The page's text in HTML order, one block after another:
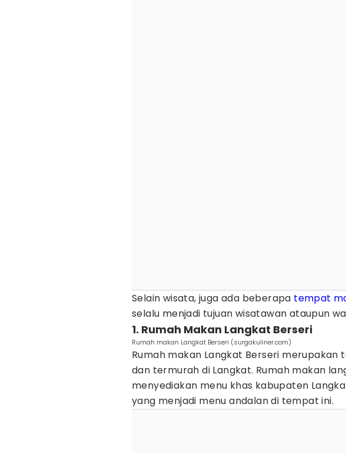
Selain wisata, juga ada beberapa tempat
selalu menjadi tujuan wisatawan ataupun
1. Rumah Makan Langkat Berseri
Rumah makan Langkat Berseri (surgakuliner.com)
Rumah makan Langkat Berseri
dan termurah di Langkat. Rumah makan
menyediakan menu khas kabupaten
yang menjadi menu andalan di tempat ini.